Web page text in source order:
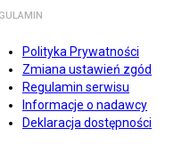
Polityka Prywatności
Zmiana ustawień zgód
Regulamin serwisu
Informacje o nadawcy
Deklaracja dostępności